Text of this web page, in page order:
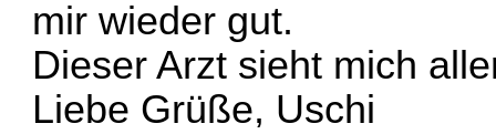
mir wieder gut.
Dieser Arzt sieht mich
Liebe Grüße, Uschi